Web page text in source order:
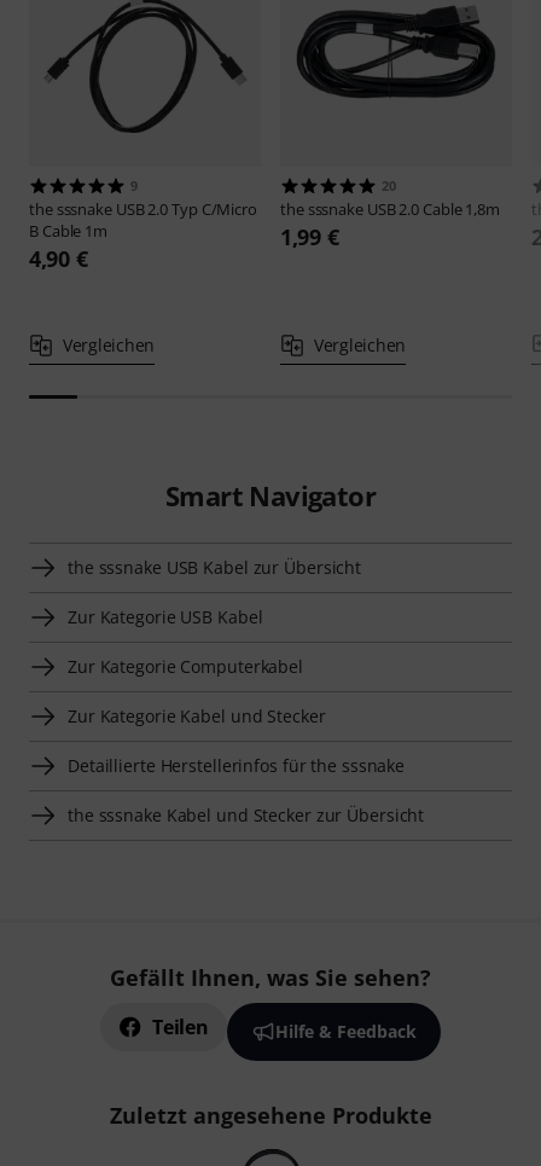
9
the sssnake USB 2.0 Typ C/Micro
B Cable 1m
4,90 €
Vergleichen
20
the sssnake USB 2.0 Cable 1,8m
1,99 €
Vergleichen
Smart Navigator
the sssnake USB Kabel zur Übersicht
Zur Kategorie USB Kabel
Zur Kategorie Computerkabel
Zur Kategorie Kabel und Stecker
Detaillierte Herstellerinfos für the sssnake
the sssnake Kabel und Stecker zur Übersicht
Gefällt Ihnen, was Sie sehen?
Teilen Hilfe & Feedback
Zuletzt angesehene Produkte